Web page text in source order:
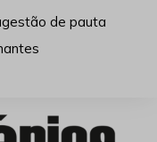
de pauta